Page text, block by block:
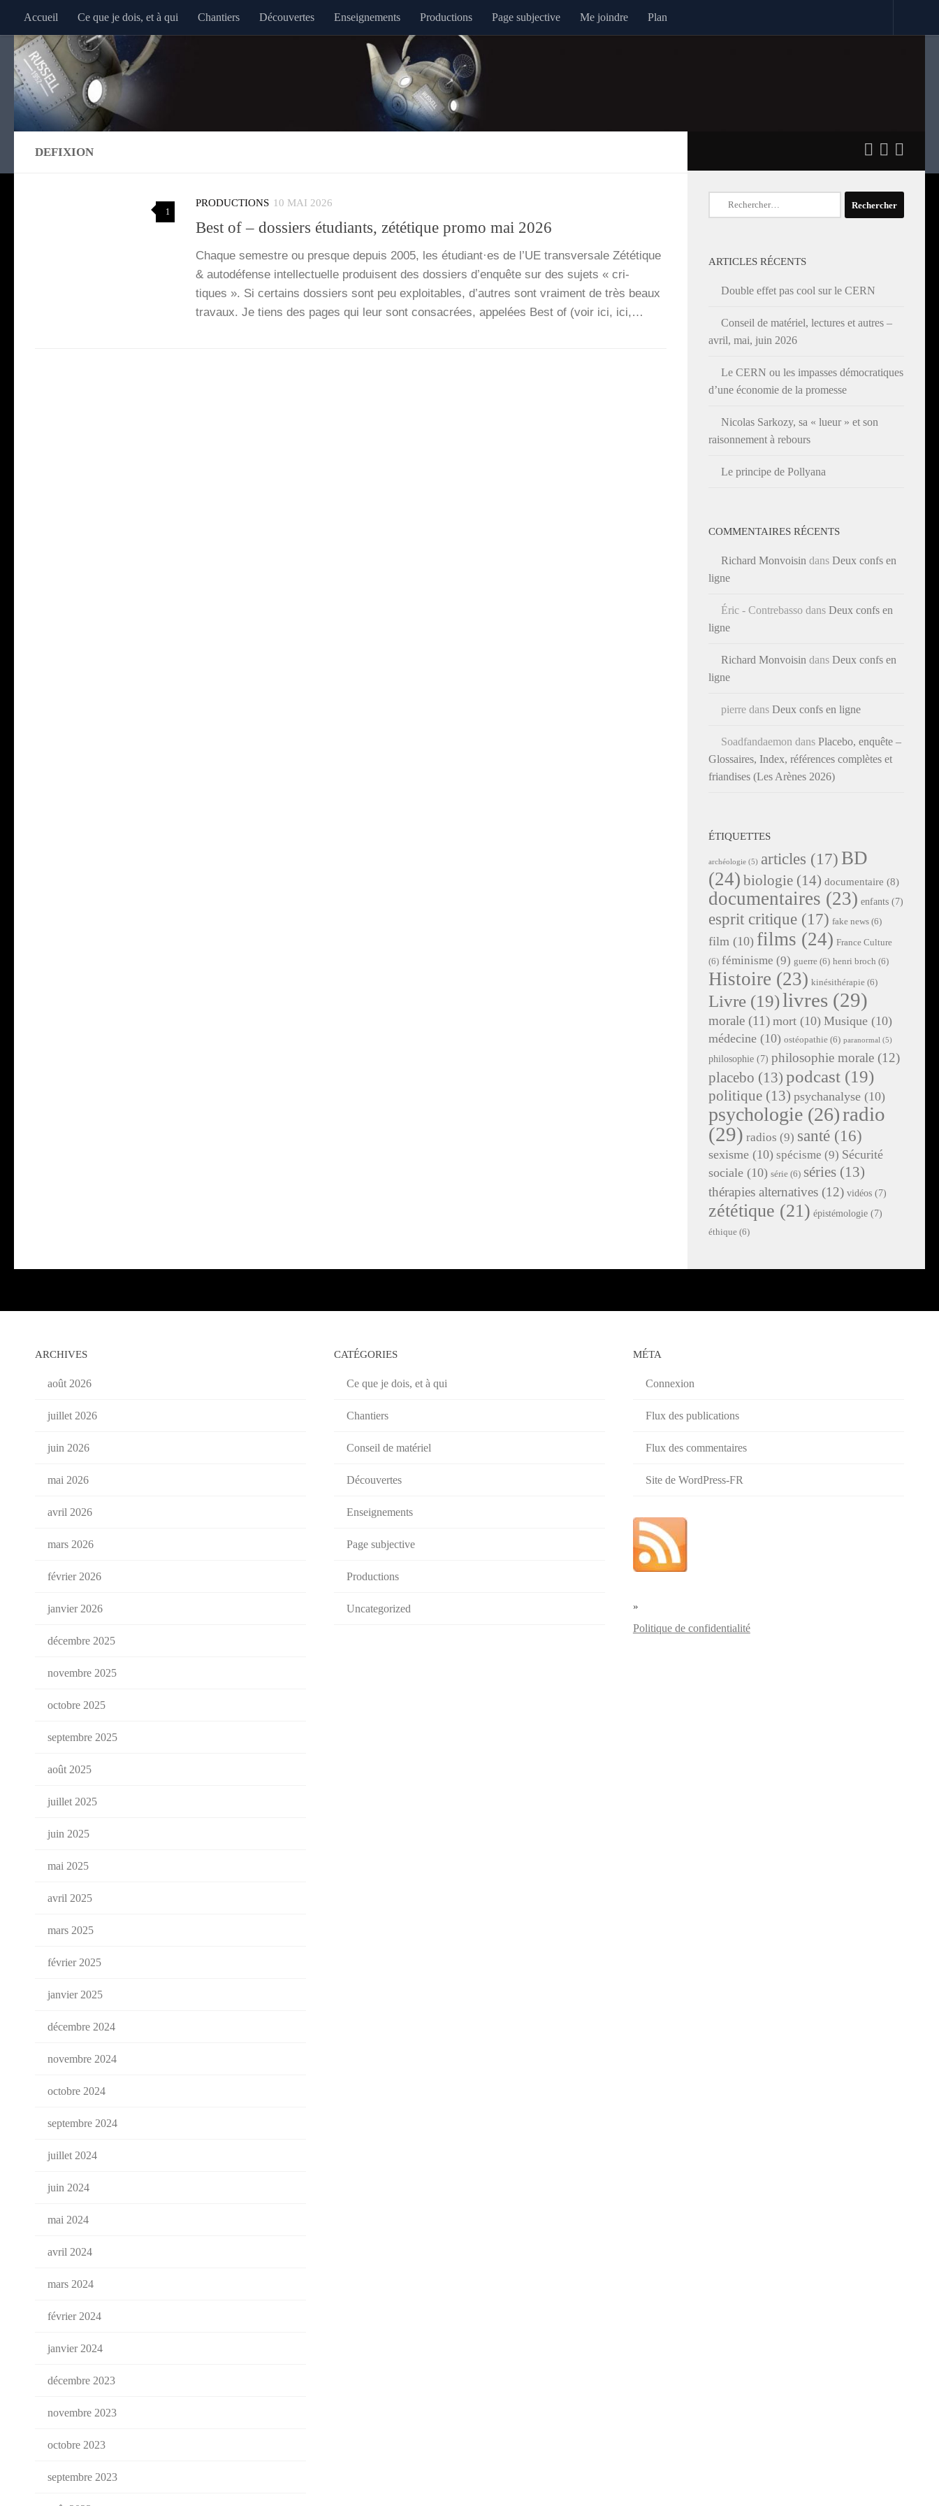
Au dessous du contenu
Accueil Ce que je dois, et à qui Chantiers Découvertes Enseignements Productions Page subjective Me joindre Plan
DEFIXION
1
PRODUCTIONS 10 MAI 2026
Best of – dossiers étudiants, zététique promo mai 2026
Chaque semestre ou presque depuis 2005, les étudiant·es de l’UE trans­ver­sale Zété­tique
& auto­dé­fense intel­lec­tuelle pro­duisent des dos­siers d’enquête sur des sujets « cri­
tiques ». Si cer­tains dos­siers sont peu exploi­tables, d’autres sont vrai­ment de très beaux
tra­vaux. Je tiens des pages qui leur sont consa­crées, appe­lées Best of (voir ici, ici,…
Rechercher :
ARTICLES RÉCENTS
Double effet pas cool sur le CERN
Conseil de matériel, lectures et autres –
avril, mai, juin 2026
Le CERN ou les impasses démocratiques
d’une économie de la promesse
Nicolas Sarkozy, sa « lueur » et son
raisonnement à rebours
Le principe de Pollyana
COMMENTAIRES RÉCENTS
Richard Monvoisin dans Deux confs en
ligne
Éric - Contrebasso dans Deux confs en
ligne
Richard Monvoisin dans Deux confs en
ligne
pierre dans Deux confs en ligne
Soadfandaemon dans Placebo, enquête –
Glossaires, Index, références complètes et
friandises (Les Arènes 2026)
ÉTIQUETTES
archéologie (5) articles (17) BD
(24) biologie (14) documentaire (8)
documentaires (23) enfants (7)
esprit critique (17) fake news (6)
film (10) films (24) France Culture
(6) féminisme (9) guerre (6) henri broch (6)
Histoire (23) kinésithérapie (6)
Livre (19)livres (29)
morale (11) mort (10) Musique (10)
médecine (10) ostéopathie (6) paranormal (5)
philosophie (7) philosophie morale (12)
placebo (13) podcast (19)
politique (13) psychanalyse (10)
psychologie (26)radio
(29) radios (9) santé (16)
sexisme (10) spécisme (9) Sécurité
sociale (10) série (6) séries (13)
thérapies alternatives (12) vidéos (7)
zététique (21) épistémologie (7)
éthique (6)
ARCHIVES
août 2026
juillet 2026
juin 2026
mai 2026
avril 2026
mars 2026
février 2026
janvier 2026
décembre 2025
novembre 2025
octobre 2025
septembre 2025
août 2025
juillet 2025
juin 2025
mai 2025
avril 2025
mars 2025
février 2025
janvier 2025
décembre 2024
novembre 2024
octobre 2024
septembre 2024
juillet 2024
juin 2024
mai 2024
avril 2024
mars 2024
février 2024
janvier 2024
décembre 2023
novembre 2023
octobre 2023
septembre 2023
CATÉGORIES
Ce que je dois, et à qui
Chantiers
Conseil de matériel
Découvertes
Enseignements
Page subjective
Productions
Uncategorized
MÉTA
Connexion
Flux des publications
Flux des commentaires
Site de WordPress-FR
»
Politique de confidentialité